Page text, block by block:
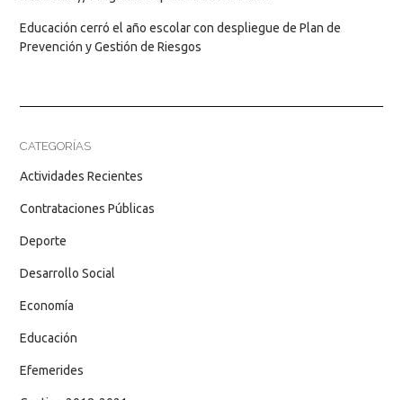
Educación cerró el año escolar con despliegue de Plan de
Prevención y Gestión de Riesgos
CATEGORÍAS
Actividades Recientes
Contrataciones Públicas
Deporte
Desarrollo Social
Economía
Educación
Efemerides